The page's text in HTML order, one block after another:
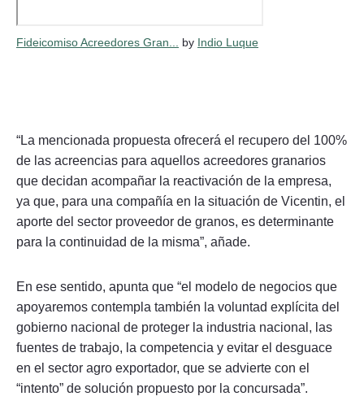
Fideicomiso Acreedores Gran... by Indio Luque
“La mencionada propuesta ofrecerá el recupero del 100%
de las acreencias para aquellos acreedores granarios
que decidan acompañar la reactivación de la empresa,
ya que, para una compañía en la situación de Vicentin, el
aporte del sector proveedor de granos, es determinante
para la continuidad de la misma”, añade.
En ese sentido, apunta que “el modelo de negocios que
apoyaremos contempla también la voluntad explícita del
gobierno nacional de proteger la industria nacional, las
fuentes de trabajo, la competencia y evitar el desguace
en el sector agro exportador, que se advierte con el
“intento” de solución propuesto por la concursada”.